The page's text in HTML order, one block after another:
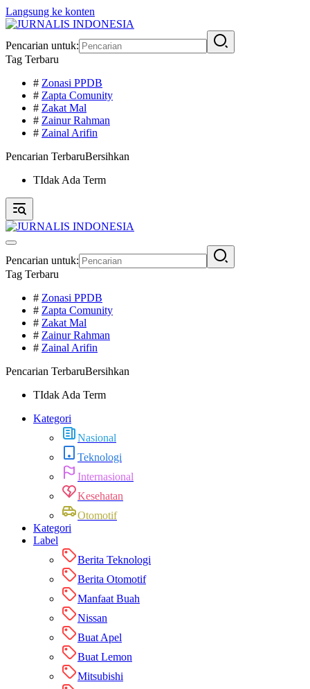
Langsung ke konten
Pencarian untuk:
Tag Terbaru
# Zonasi PPDB
# Zapta Comunity
# Zakat Mal
# Zainur Rahman
# Zainal Arifin
Pencarian TerbaruBersihkan
TIdak Ada Term
Pencarian untuk:
Tag Terbaru
# Zonasi PPDB
# Zapta Comunity
# Zakat Mal
# Zainur Rahman
# Zainal Arifin
Pencarian TerbaruBersihkan
TIdak Ada Term
Kategori
Nasional
Teknologi
Internasional
Kesehatan
Otomotif
Kategori
Label
Berita Teknologi
Berita Otomotif
Manfaat Buah
Nissan
Buat Apel
Buat Lemon
Mitsubishi